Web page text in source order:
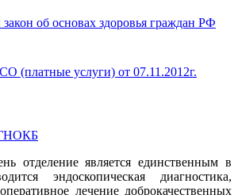
об основах здоровья граждан РФ
(платные услуги) от 07.11.2012г.
отделение является единственным в
эндоскопическая диагностика,
лечение доброкачественных